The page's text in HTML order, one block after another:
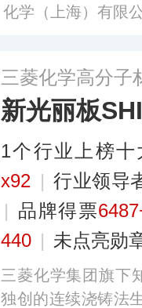
化学（上海）有限
三菱化学高分子
新光丽板
1个行业上榜十
x92 | 行业领导
| 品牌得票
440 | 未点亮勋
三菱化学集团旗下
独创的连续浇铸法